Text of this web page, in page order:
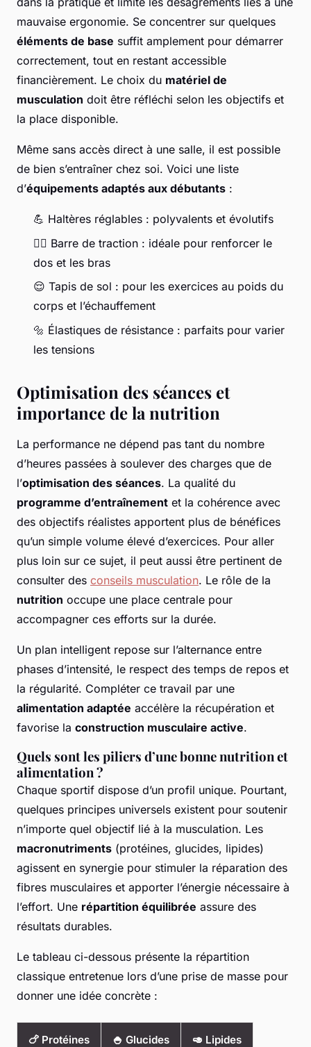
mauvaise ergonomie. Se concentrer sur quelques
éléments de base suffit amplement pour démarrer
correctement, tout en restant accessible
financièrement. Le choix du matériel de
musculation doit être réfléchi selon les objectifs et
la place disponible.
Même sans accès direct à une salle, il est possible
de bien s’entraîner chez soi. Voici une liste
d’équipements adaptés aux débutants :
💪 Haltères réglables : polyvalents et évolutifs
🏋️‍♂️ Barre de traction : idéale pour renforcer le
dos et les bras
😌 Tapis de sol : pour les exercices au poids du
corps et l’échauffement
🔩 Élastiques de résistance : parfaits pour varier
les tensions
Optimisation des séances et
importance de la nutrition
La performance ne dépend pas tant du nombre
d’heures passées à soulever des charges que de
l’optimisation des séances. La qualité du
programme d’entraînement et la cohérence avec
des objectifs réalistes apportent plus de bénéfices
qu’un simple volume élevé d’exercices. Pour aller
plus loin sur ce sujet, il peut aussi être pertinent de
consulter des conseils musculation. Le rôle de la
nutrition occupe une place centrale pour
accompagner ces efforts sur la durée.
Un plan intelligent repose sur l’alternance entre
phases d’intensité, le respect des temps de repos et
la régularité. Compléter ce travail par une
alimentation adaptée accélère la récupération et
favorise la construction musculaire active.
Quels sont les piliers d’une bonne nutrition et
alimentation ?
Chaque sportif dispose d’un profil unique. Pourtant,
quelques principes universels existent pour soutenir
n’importe quel objectif lié à la musculation. Les
macronutriments (protéines, glucides, lipides)
agissent en synergie pour stimuler la réparation des
fibres musculaires et apporter l’énergie nécessaire à
l’effort. Une répartition équilibrée assure des
résultats durables.
Le tableau ci-dessous présente la répartition
classique entretenue lors d’une prise de masse pour
donner une idée concrète :
🍗 Protéines 🍚 Glucides 🥑 Lipides